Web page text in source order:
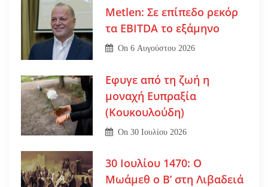
Metlen: Σε επίπεδο ρεκόρ
τα EBITDA το εξάμηνο
On6 Αυγούστου 2026
Εφυγε από τη ζωή η
μοναχή Ευπραξία
(Κουκουλούδη)
On30 Ιουλίου 2026
30 Ιουλίου 1470: Ο
Μωάμεθ ο Β’ στη Λιβαδειά